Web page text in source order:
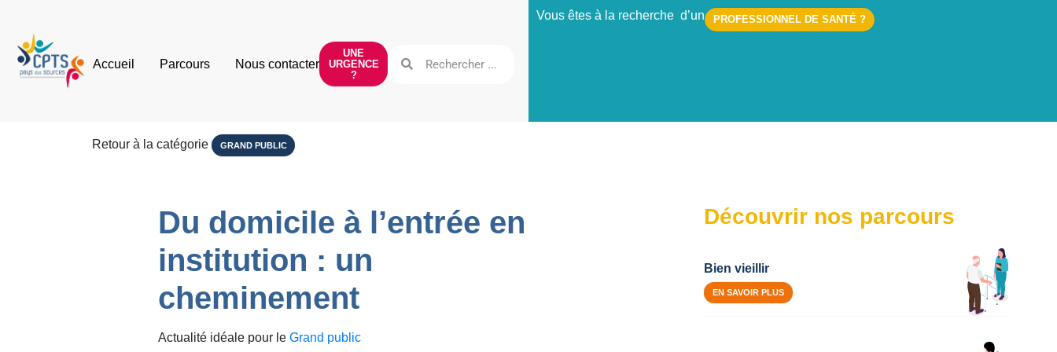
Accueil Parcours Nous contacter
UNE
URGENCE
?
Vous êtes à la recherche d’un PROFESSIONNEL DE SANTÉ ?
Retour à la catégorie GRAND PUBLIC
Du domicile à l’entrée en
institution : un
cheminement
Actualité idéale pour le Grand public
Découvrir nos parcours
Bien vieillir
EN SAVOIR PLUS